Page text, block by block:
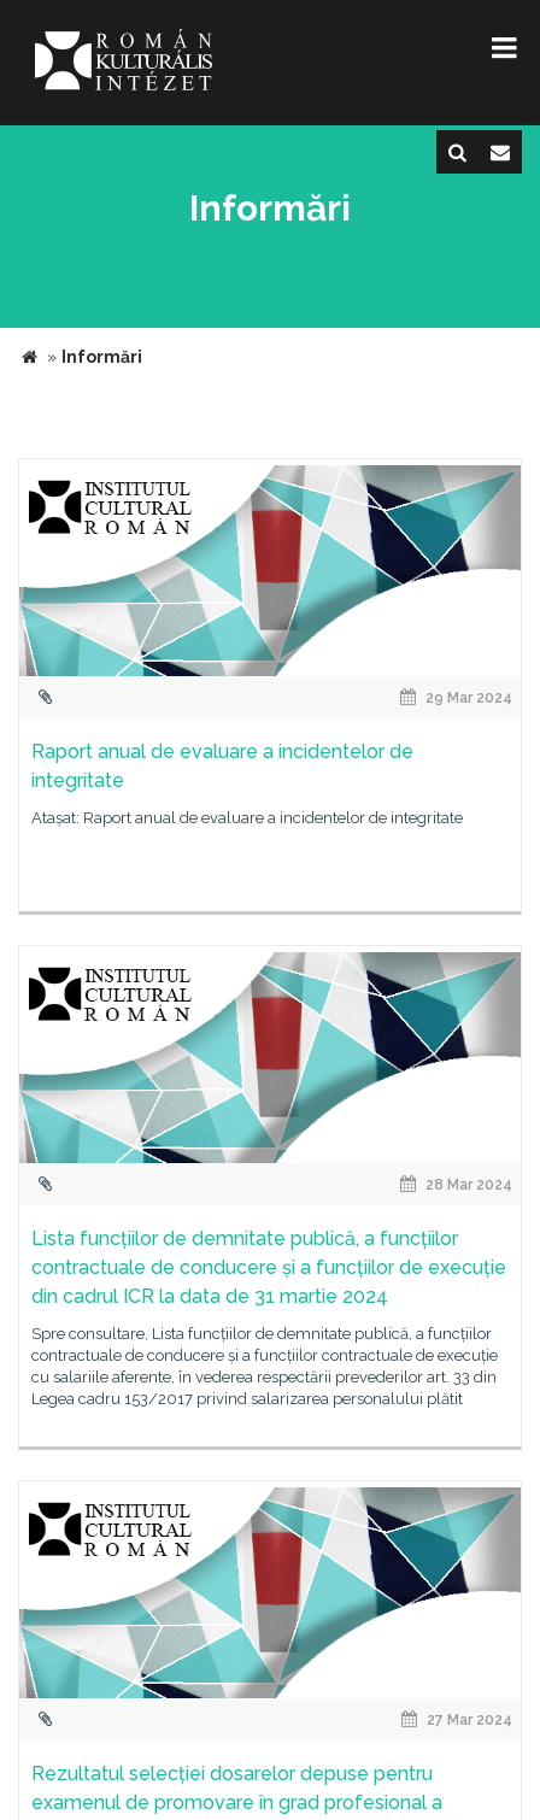
Informări
» Informări
29 Mar 2024
Raport anual de evaluare a incidentelor de
integritate
Atașat: Raport anual de evaluare a incidentelor de integritate
28 Mar 2024
Lista funcțiilor de demnitate publică, a funcțiilor
contractuale de conducere și a funcțiilor de execuție
din cadrul ICR la data de 31 martie 2024
Spre consultare, Lista funcțiilor de demnitate publică, a funcțiilor
contractuale de conducere și a funcțiilor contractuale de execuție
cu salariile aferente, în vederea respectării prevederilor art. 33 din
Legea cadru 153/2017 privind salarizarea personalului plătit
27 Mar 2024
Rezultatul selecției dosarelor depuse pentru
examenul de promovare în grad profesional a